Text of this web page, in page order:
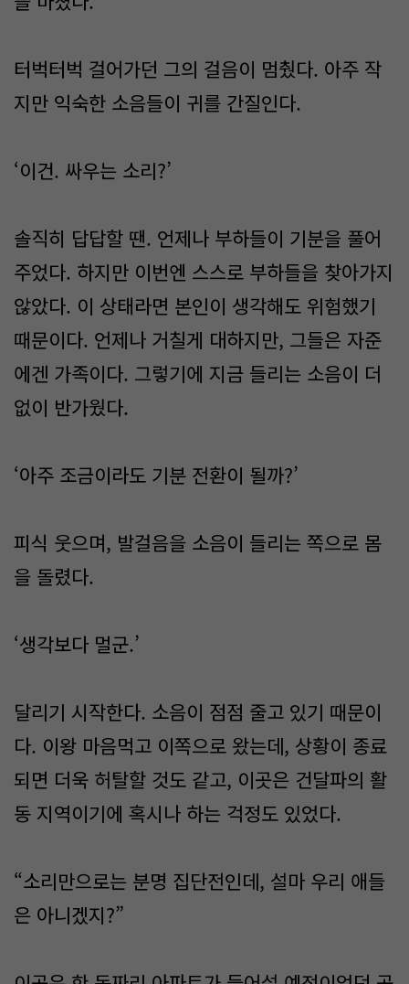
터벅터벅 걸어가던 그의 걸음이 멈췄다. 아주 작
지만 익숙한 소음들이 귀를 간질인다.
‘이건. 싸우는 소리?’
솔직히 답답할 땐. 언제나 부하들이 기분을 풀어
주었다. 하지만 이번엔 스스로 부하들을 찾아가지
않았다. 이 상태라면 본인이 생각해도 위험했기
때문이다. 언제나 거칠게 대하지만, 그들은 자준
에겐 가족이다. 그렇기에 지금 들리는 소음이 더
없이 반가웠다.
‘아주 조금이라도 기분 전환이 될까?’
피식 웃으며, 발걸음을 소음이 들리는 쪽으로 몸
을 돌렸다.
‘생각보다 멀군.’
달리기 시작한다. 소음이 점점 줄고 있기 때문이
다. 이왕 마음먹고 이쪽으로 왔는데, 상황이 종료
되면 더욱 허탈할 것도 같고, 이곳은 건달파의 활
동 지역이기에 혹시나 하는 걱정도 있었다.
“소리만으로는 분명 집단전인데, 설마 우리 애들
은 아니겠지?”